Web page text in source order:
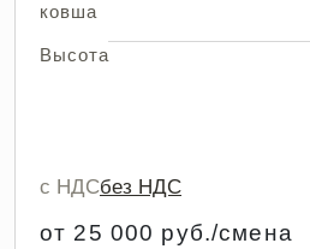
ковша
Высота
с НДСбез НДС
от 25 000 руб./смена